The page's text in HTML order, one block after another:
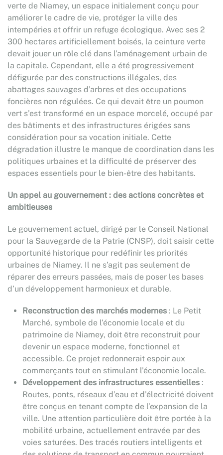
verte de Niamey, un espace initialement conçu pour
améliorer le cadre de vie, protéger la ville des
intempéries et offrir un refuge écologique. Avec ses 2
300 hectares artificiellement boisés, la ceinture verte
devait jouer un rôle clé dans l’aménagement urbain de
la capitale. Cependant, elle a été progressivement
défigurée par des constructions illégales, des
abattages sauvages d’arbres et des occupations
foncières non régulées. Ce qui devait être un poumon
vert s’est transformé en un espace morcelé, occupé par
des bâtiments et des infrastructures érigées sans
considération pour sa vocation initiale. Cette
dégradation illustre le manque de coordination dans les
politiques urbaines et la difficulté de préserver des
espaces essentiels pour le bien-être des habitants.
Un appel au gouvernement : des actions concrètes et
ambitieuses
Le gouvernement actuel, dirigé par le Conseil National
pour la Sauvegarde de la Patrie (CNSP), doit saisir cette
opportunité historique pour redéfinir les priorités
urbaines de Niamey. Il ne s’agit pas seulement de
réparer des erreurs passées, mais de poser les bases
d’un développement harmonieux et durable.
Reconstruction des marchés modernes : Le Petit
Marché, symbole de l’économie locale et du
patrimoine de Niamey, doit être reconstruit pour
devenir un espace moderne, fonctionnel et
accessible. Ce projet redonnerait espoir aux
commerçants tout en stimulant l’économie locale.
Développement des infrastructures essentielles :
Routes, ponts, réseaux d’eau et d’électricité doivent
être conçus en tenant compte de l’expansion de la
ville. Une attention particulière doit être portée à la
mobilité urbaine, actuellement entravée par des
voies saturées. Des tracés routiers intelligents et